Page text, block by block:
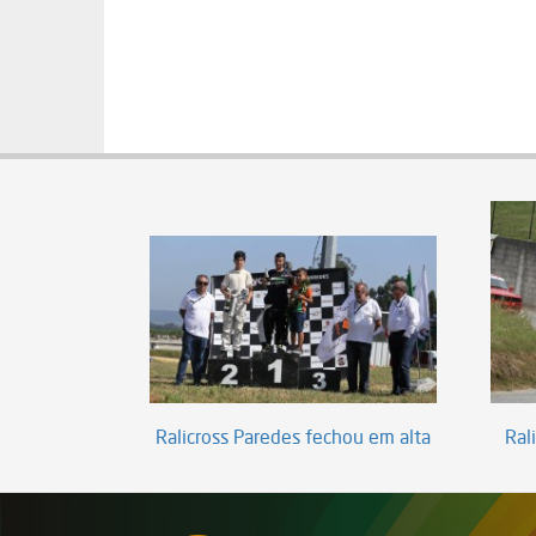
Ralicross Paredes fechou em alta